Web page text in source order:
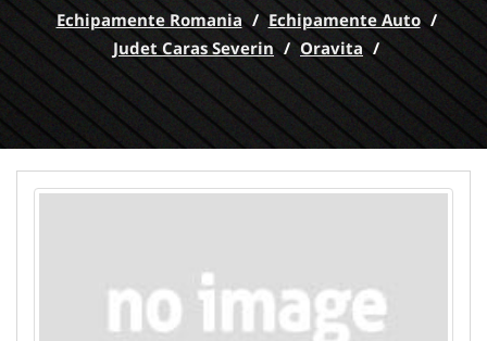
Echipamente Romania / Echipamente Auto /
Judet Caras Severin / Oravita /